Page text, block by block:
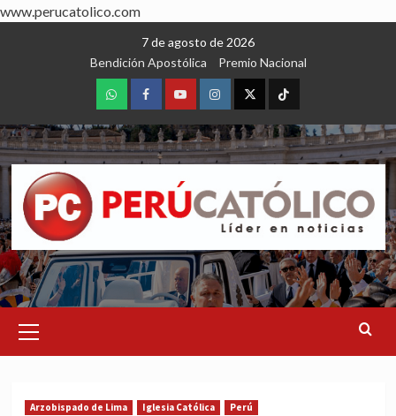
www.perucatolico.com
7 de agosto de 2026
Bendición Apostólica
Premio Nacional
WhatsAppFacebookYoutubeInstagram
X TikTok
Menu
Arzobispado de Lima Iglesia Católica Perú